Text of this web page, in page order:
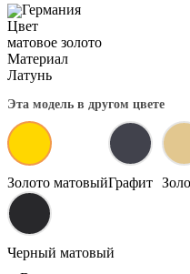
Германия
Цвет
матовое золото
Материал
Латунь
Эта модель в другом цвете
Золото матовыйГрафит
Черный матовый